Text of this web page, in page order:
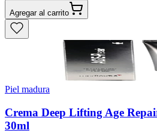
Agregar al carrito
Piel madura
Crema Deep Lifting Age
30ml